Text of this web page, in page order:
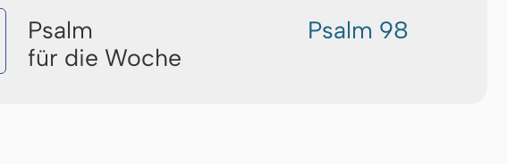
Psalm
für die Woche
Psalm 98